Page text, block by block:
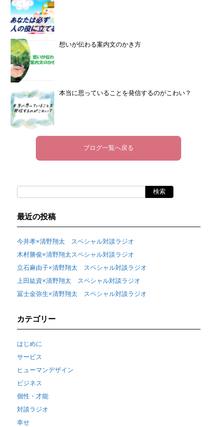
想いが伝わる案内文のかき方
本当に思っていることを発信するのがこわい？
ブログ一覧へ戻る
最近の投稿
今井孝×清野翔太 スペシャル対談ラジオ
木村勝俊×清野翔太スペシャル対談ラジオ
立石麻由子×清野翔太 スペシャル対談ラジオ
上田紘資×清野翔太 スペシャル対談ラジオ
冨士金弥生×清野翔太 スペシャル対談ラジオ
カテゴリー
はじめに
サービス
ヒューマンデザイン
ビジネス
個性・才能
対談ラジオ
幸せ